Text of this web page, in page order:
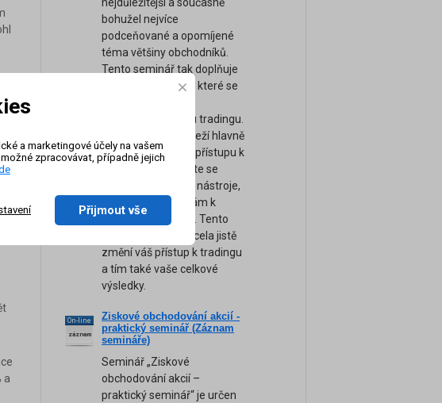
a
nejdůležitější a současně
bohužel nejvíce
podceňované a opomíjené
téma většiny obchodníků.
Tento seminář tak doplňuje
naše ostatní kurzy, které se
technickou stránku tradingu.
Úspěch tradera záleží hlavně
na jeho psychice a přístupu k
obchodování. Přijďte se
naučit ty nejsilnější nástroje,
tipy a rady, které vám k
úspěchu pomohou. Tento
unikátní seminář zcela jistě
změní váš přístup k tradingu
a tím také vaše celkové
výsledky.
On-line
záznam
Ziskové obchodování akcií -
praktický seminář (Záznam
semináře)
Seminář „Ziskové
obchodování akcií –
praktický seminář“ je určen
a marketingové účely na vašem
zpracovávat, případně jejich
Přijmout vše